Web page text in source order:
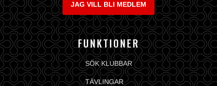
JAG VILL BLI MEDLEM
FUNKTIONER
SÖK KLUBBAR
TÄVLINGAR